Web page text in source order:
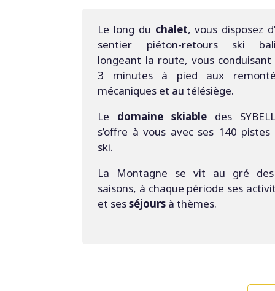
Le long du chalet, vous disposez
sentier piéton-retours ski
longeant la route, vous conduisant
3 minutes à pied aux
mécaniques et au télésiège.
Le domaine skiable des
s’offre à vous avec ses 140 pistes
ski.
La Montagne se vit au gré
saisons, à chaque période ses
et sesséjours à thèmes.